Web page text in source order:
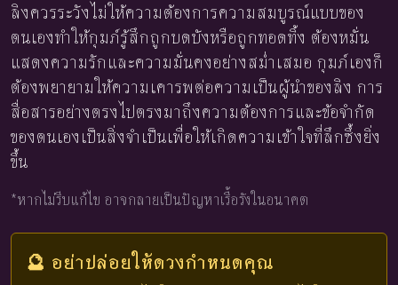
ลิงควรระวังไม่ให้ความต้องการความสมบูรณ์แบบของ
ตนเองทำให้กุมภ์รู้สึกถูกบดบังหรือถูกทอดทิ้ง ต้องหมั่น
แสดงความรักและความมั่นคงอย่างสม่ำเสมอ กุมภ์เองก็
ต้องพยายามให้ความเคารพต่อความเป็นผู้นำของลิง การ
สื่อสารอย่างตรงไปตรงมาถึงความต้องการและข้อจำกัด
ของตนเองเป็นสิ่งจำเป็นเพื่อให้เกิดความเข้าใจที่ลึกซึ้งยิ่ง
ขึ้น
*หากไม่รีบแก้ไข อาจกลายเป็นปัญหาเรื้อรังในอนาคต
🔮 อย่าปล่อยให้ดวงกำหนดคุณ